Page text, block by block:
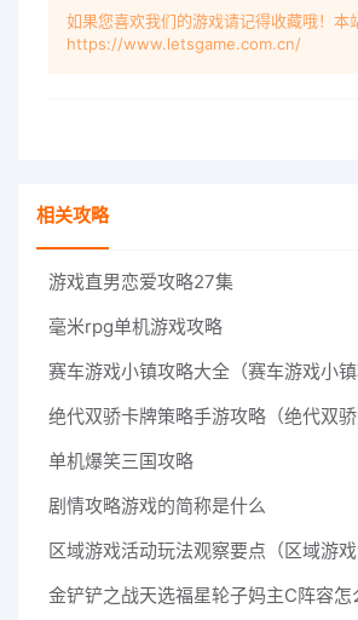
如果您喜欢我们的游戏请记得收藏哦！本
https://www.letsgame.com.cn/
相关攻略
游戏直男恋爱攻略27集
毫米rpg单机游戏攻略
赛车游戏小镇攻略大全（赛车游戏小镇
绝代双骄卡牌策略手游攻略（绝代双骄
单机爆笑三国攻略
剧情攻略游戏的简称是什么
金铲铲之战天选福星轮子妈主C阵容怎